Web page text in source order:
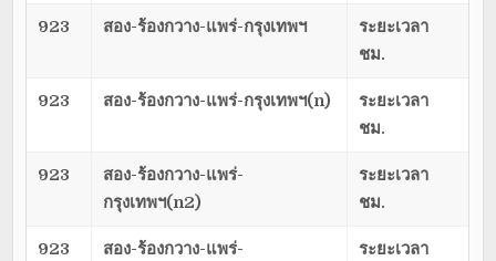
923 สอง-ร้องกวาง-แพร่-กรุงเทพฯ
ระยะเวลา
ชม.
923 สอง-ร้องกวาง-แพร่-กรุงเทพฯ(n)
ระยะเวลา
ชม.
923
สอง-ร้องกวาง-แพร่-
กรุงเทพฯ(n2)
ระยะเวลา
ชม.
923
สอง-ร้องกวาง-แพร่-
ระยะเวลา